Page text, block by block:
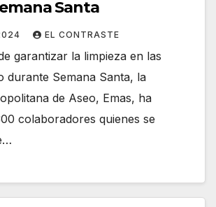
Santa
EL CONTRASTE
garantizar la limpieza en las
durante Semana Santa, la
de Aseo, Emas, ha
colaboradores quienes se